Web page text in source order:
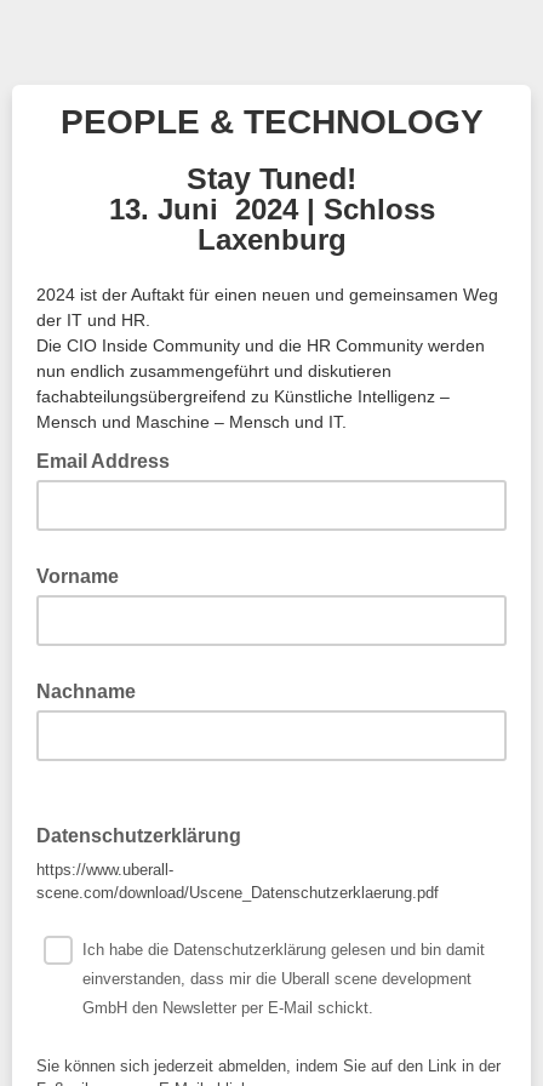
PEOPLE & TECHNOLOGY
Stay Tuned!
13. Juni 2024 | Schloss
Laxenburg
2024 ist der Auftakt für einen neuen und gemeinsamen Weg
der IT und HR.
Die CIO Inside Community und die HR Community werden
nun endlich zusammengeführt und diskutieren
fachabteilungsübergreifend zu Künstliche Intelligenz –
Mensch und Maschine – Mensch und IT.
Email Address
Vorname
Nachname
Datenschutzerklärung
https://www.uberall-
scene.com/download/Uscene_Datenschutzerklaerung.pdf
Ich habe die Datenschutzerklärung gelesen und bin damit
einverstanden, dass mir die Uberall scene development
GmbH den Newsletter per E-Mail schickt.
Sie können sich jederzeit abmelden, indem Sie auf den Link in der